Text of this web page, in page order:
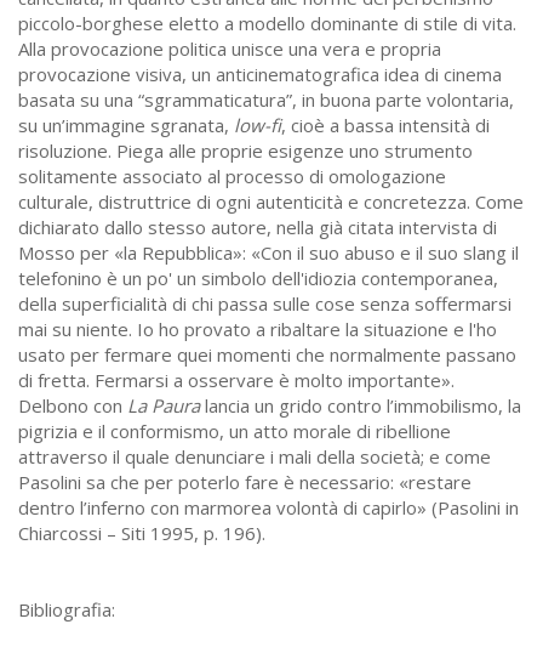
piccolo-borghese eletto a modello dominante di stile di vita.
Alla provocazione politica unisce una vera e propria
provocazione visiva, un anticinematografica idea di cinema
basata su una “sgrammaticatura”, in buona parte volontaria,
su un’immagine sgranata, low-fi, cioè a bassa intensità di
risoluzione. Piega alle proprie esigenze uno strumento
solitamente associato al processo di omologazione
culturale, distruttrice di ogni autenticità e concretezza. Come
dichiarato dallo stesso autore, nella già citata intervista di
Mosso per «la Repubblica»: «Con il suo abuso e il suo slang il
telefonino è un po' un simbolo dell'idiozia contemporanea,
della superficialità di chi passa sulle cose senza soffermarsi
mai su niente. Io ho provato a ribaltare la situazione e l'ho
usato per fermare quei momenti che normalmente passano
di fretta. Fermarsi a osservare è molto importante».
Delbono con La Pauralancia un grido contro l’immobilismo, la
pigrizia e il conformismo, un atto morale di ribellione
attraverso il quale denunciare i mali della società; e come
Pasolini sa che per poterlo fare è necessario: «restare
dentro l’inferno con marmorea volontà di capirlo» (Pasolini in
Chiarcossi – Siti 1995, p. 196).
Bibliografia: